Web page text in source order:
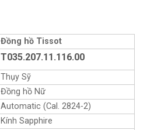
Đồng hồ Tissot
T035.207.11.116.00
Thụy Sỹ
Đồng hồ Nữ
Automatic (Cal. 2824-2)
Kính Sapphire